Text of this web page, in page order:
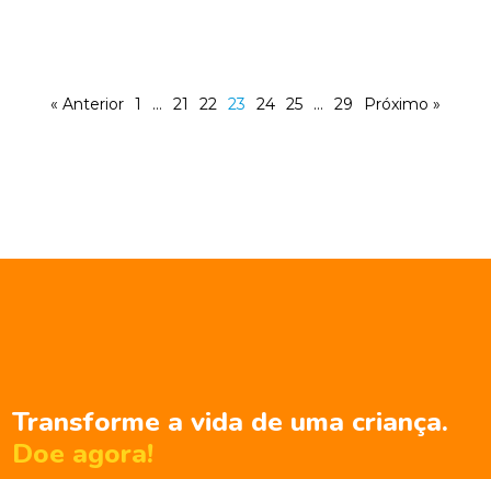
« Anterior 1 … 21 22 23 24 25 … 29 Próximo »
Transforme a vida de uma criança.
Doe agora!